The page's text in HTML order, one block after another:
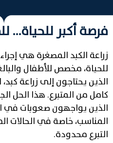
فرصة أكبر للحياة…
زراعة الكبد المصغرة هي
للحياة، مخصص للأطفال
الذين يحتاجون إلى زراعة
كامل من المتبرع. هذا الحل
الذين يواجهون صعوبات في
المناسب، خاصة في الحالات
التبرع محدودة.